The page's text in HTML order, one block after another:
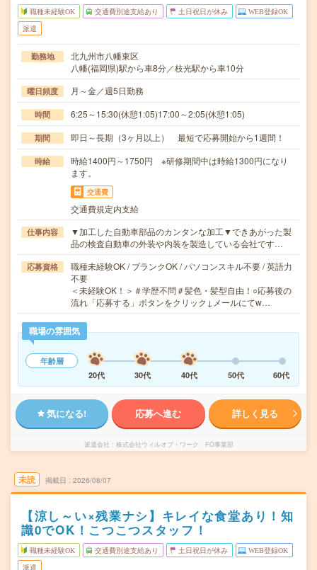
職種未経験OK 交通費別途支給あり 土日祝日が休み WEB登録OK
派遣
勤務地
北九州市八幡東区
八幡(福岡県)駅から車8分／枝光駅から車10分
曜日頻度 月～金／週5日勤務
時間 6:25～15:30(休憩1:05)17:00～2:05(休憩1:05)
期間 即日～長期（3ヶ月以上） 最短で応募開始から1週間！
時給
時給1400円～1750円 ※研修期間中は時給1300円になり
ます。
交通費
交通費規定内支給
仕事内容
▼加工した自動車部品のカンタンな加工▼できあがった製
品の検査自動車の外装や内装を製造している会社です…
応募資格
職種未経験OK / ブランクOK / パソコンスキル不要 / 英語力
不要
＜未経験OK！＞＃学歴不問＃髪色・髪型自由！○応募後の
流れ「応募する」ボタンをクリック↓メールにてw…
職場の雰囲気
年齢層
20代
30代 40代 50代 60代
気になる! 応募へ進む 詳しく見る
派遣会社 株式会社ウィルオブ・ワーク FO事業部
未読 掲載日 2026/08/07
【涼し～い×残業ナシ】キレイな食堂あり！知
識0でOK！こつこつスタッフ！
職種未経験OK 交通費別途支給あり 土日祝日が休み WEB登録OK
派遣